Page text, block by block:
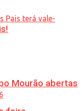
Mourão abertas